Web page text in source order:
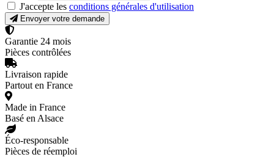
J'accepte les conditions générales d'utilisation
Envoyer votre demande
Garantie 24 mois
Pièces contrôlées
Livraison rapide
Partout en France
Made in France
Basé en Alsace
Éco-responsable
Pièces de réemploi